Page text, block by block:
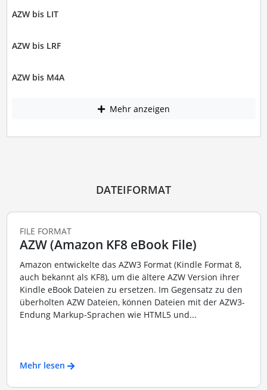
AZW bis LIT
AZW bis LRF
AZW bis M4A
Mehr anzeigen
DATEIFORMAT
FILE FORMAT
AZW (Amazon KF8 eBook File)
Amazon entwickelte das AZW3 Format (Kindle Format 8,
auch bekannt als KF8), um die ältere AZW Version ihrer
Kindle eBook Dateien zu ersetzen. Im Gegensatz zu den
überholten AZW Dateien, können Dateien mit der AZW3-
Endung Markup-Sprachen wie HTML5 und...
Mehr lesen